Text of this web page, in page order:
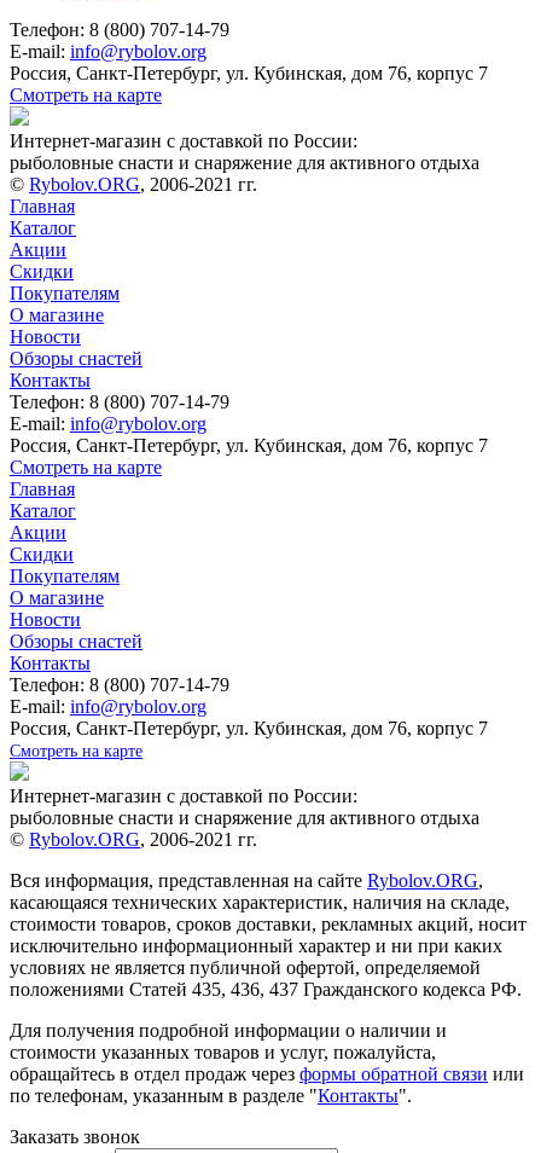
Телефон: 8 (800) 707-14-79
E-mail: info@rybolov.org
Россия, Санкт-Петербург, ул. Кубинская, дом 76, корпус 7
Смотреть на карте
Интернет-магазин с доставкой по России:
рыболовные снасти и снаряжение для активного отдыха
© Rybolov.ORG, 2006-2021 гг.
Главная
Каталог
Акции
Скидки
Покупателям
О магазине
Новости
Обзоры снастей
Контакты
Телефон: 8 (800) 707-14-79
E-mail: info@rybolov.org
Россия, Санкт-Петербург, ул. Кубинская, дом 76, корпус 7
Смотреть на карте
Главная
Каталог
Акции
Скидки
Покупателям
О магазине
Новости
Обзоры снастей
Контакты
Телефон: 8 (800) 707-14-79
E-mail: info@rybolov.org
Россия, Санкт-Петербург, ул. Кубинская, дом 76, корпус 7
Смотреть на карте
Интернет-магазин с доставкой по России:
рыболовные снасти и снаряжение для активного отдыха
© Rybolov.ORG, 2006-2021 гг.
Вся информация, представленная на сайте Rybolov.ORG,
касающаяся технических характеристик, наличия на складе,
стоимости товаров, сроков доставки, рекламных акций, носит
исключительно информационный характер и ни при каких
условиях не является публичной офертой, определяемой
положениями Статей 435, 436, 437 Гражданского кодекса РФ.
Для получения подробной информации о наличии и
стоимости указанных товаров и услуг, пожалуйста,
обращайтесь в отдел продаж через формы обратной связи или
по телефонам, указанным в разделе "Контакты".
Заказать звонок